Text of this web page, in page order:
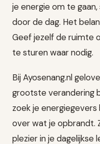
je energie om te
door de dag. Het
Geef jezelf de ruimte
te sturen waar nodig.
Bij Ayosenang.nl
grootste verandering
zoek je
over wat je opbrandt.
plezier in je dagelijkse